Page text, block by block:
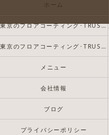
ホーム
東京のフロアコーティング･TRUST-Dの口コミ情報
東京のフロアコーティング･TRUST-Dのお客様の声
メニュー
会社情報
ブログ
プライバシーポリシー